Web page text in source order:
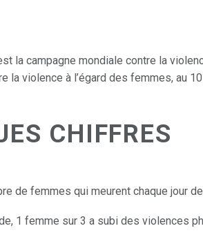
la campagne mondiale contre la
la violence à l’égard des femmes, au
CHIFFRES
de femmes qui meurent chaque jour
1 femme sur 3 a subi des violences